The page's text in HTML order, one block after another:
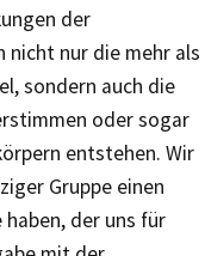
der
nicht nur die mehr als
sondern auch die
oder sogar
entstehen. Wir
Gruppe einen
der uns für